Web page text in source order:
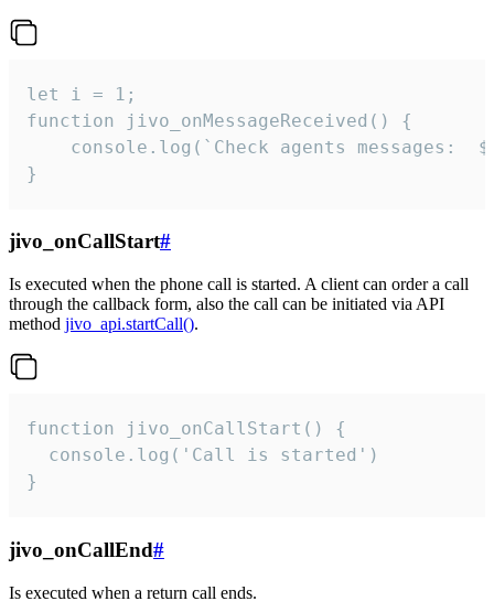
let i = 1;
function jivo_onMessageReceived() {
}
jivo_onCallStart#
Is executed when the phone call is started. A client can order a call
through the callback form, also the call can be initiated via API
method jivo_api.startCall().
function jivo_onCallStart() {
  console.log('Call is started')
}
jivo_onCallEnd#
Is executed when a return call ends.